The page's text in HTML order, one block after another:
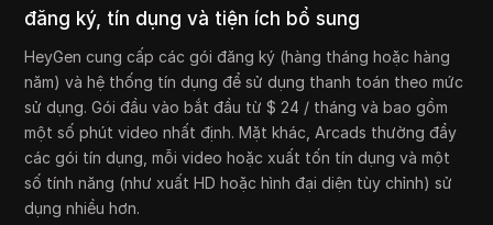
đăng ký, tín dụng và tiện ích bổ sung
HeyGen cung cấp các gói đăng ký (hàng tháng hoặc hàng
năm) và hệ thống tín dụng để sử dụng thanh toán theo mức
sử dụng. Gói đầu vào bắt đầu từ $ 24 / tháng và bao gồm
một số phút video nhất định. Mặt khác, Arcads thường đẩy
các gói tín dụng, mỗi video hoặc xuất tốn tín dụng và một
số tính năng (như xuất HD hoặc hình đại diện tùy chỉnh) sử
dụng nhiều hơn.